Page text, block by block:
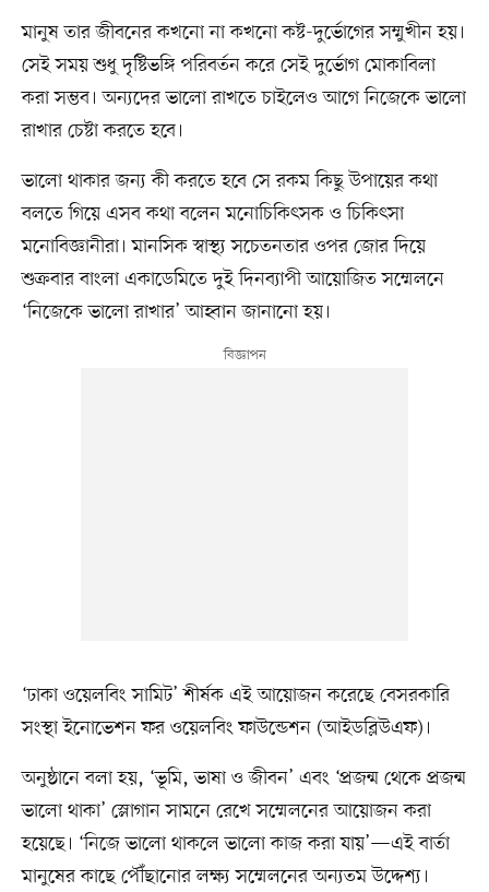
মানুষ তার জীবনের কখনো না কখনো কষ্ট-দুর্ভোগের সম্মুখীন হয়।
সেই সময় শুধু দৃষ্টিভঙ্গি পরিবর্তন করে সেই দুর্ভোগ মোকাবিলা
করা সম্ভব। অন্যদের ভালো রাখতে চাইলেও আগে নিজেকে ভালো
রাখার চেষ্টা করতে হবে।
ভালো থাকার জন্য কী করতে হবে সে রকম কিছু উপায়ের কথা
বলতে গিয়ে এসব কথা বলেন মনোচিকিৎসক ও চিকিৎসা
মনোবিজ্ঞানীরা। মানসিক স্বাস্থ্য সচেতনতার ওপর জোর দিয়ে
শুক্রবার বাংলা একাডেমিতে দুই দিনব্যাপী আয়োজিত সম্মেলনে
‘নিজেকে ভালো রাখার’ আহ্বান জানানো হয়।
‘ঢাকা ওয়েলবিং সামিট’ শীর্ষক এই আয়োজন করেছে বেসরকারি
সংস্থা ইনোভেশন ফর ওয়েলবিং ফাউন্ডেশন (আইডব্লিউএফ)।
অনুষ্ঠানে বলা হয়, ‘ভূমি, ভাষা ও জীবন’ এবং ‘প্রজন্ম থেকে প্রজন্ম
ভালো থাকা’ স্লোগান সামনে রেখে সম্মেলনের আয়োজন করা
হয়েছে। ‘নিজে ভালো থাকলে ভালো কাজ করা যায়’—এই বার্তা
মানুষের কাছে পৌঁছানোর লক্ষ্য সম্মেলনের অন্যতম উদ্দেশ্য।